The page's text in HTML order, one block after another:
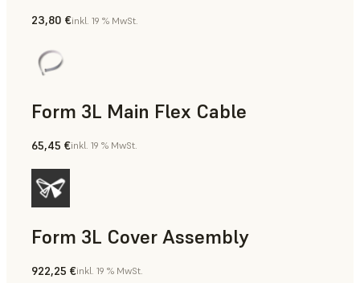
23,80 €inkl. 19 % MwSt.
Form 3L Main Flex Cable
65,45 €inkl. 19 % MwSt.
Form 3L Cover Assembly
922,25 €inkl. 19 % MwSt.